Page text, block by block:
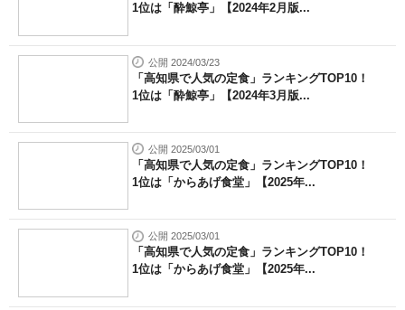
1位は「酔鯨亭」【2024年2月版...
公開 2024/03/23
「高知県で人気の定食」ランキングTOP10！
1位は「酔鯨亭」【2024年3月版...
公開 2025/03/01
「高知県で人気の定食」ランキングTOP10！
1位は「からあげ食堂」【2025年...
公開 2025/03/01
「高知県で人気の定食」ランキングTOP10！
1位は「からあげ食堂」【2025年...